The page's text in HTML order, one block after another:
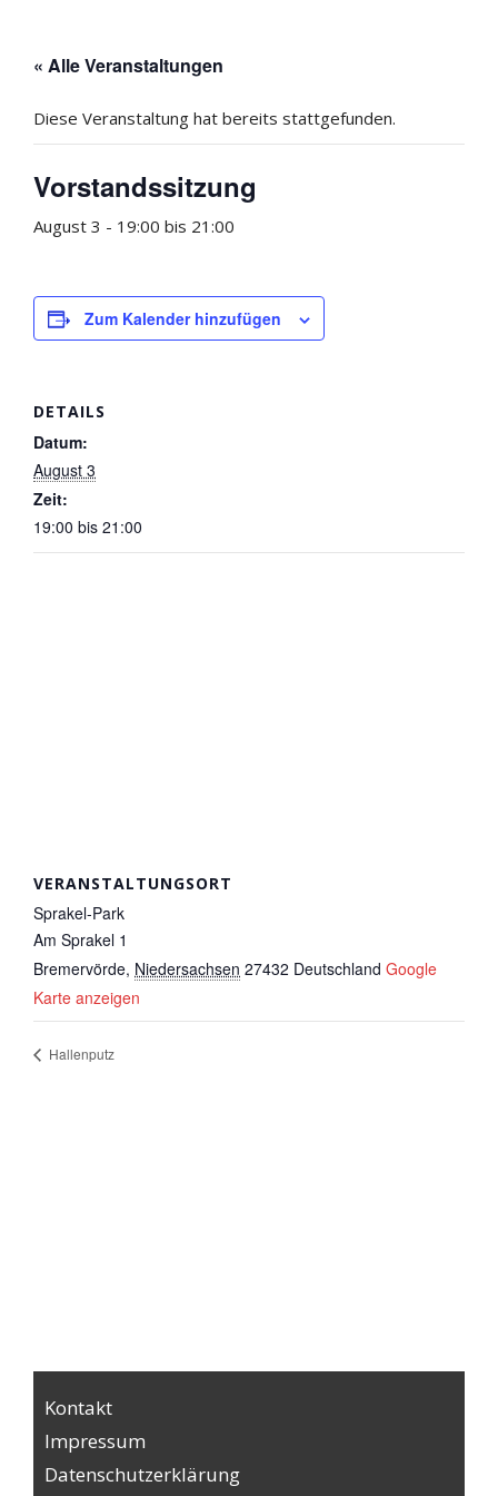
« Alle Veranstaltungen
Diese Veranstaltung hat bereits stattgefunden.
Vorstandssitzung
August 3 - 19:00 bis 21:00
Zum Kalender hinzufügen
DETAILS
Datum:
August 3
Zeit:
19:00 bis 21:00
VERANSTALTUNGSORT
Sprakel-Park
Am Sprakel 1
Bremervörde, Niedersachsen 27432 Deutschland Google
Karte anzeigen
Hallenputz
Kontakt
Impressum
Datenschutzerklärung